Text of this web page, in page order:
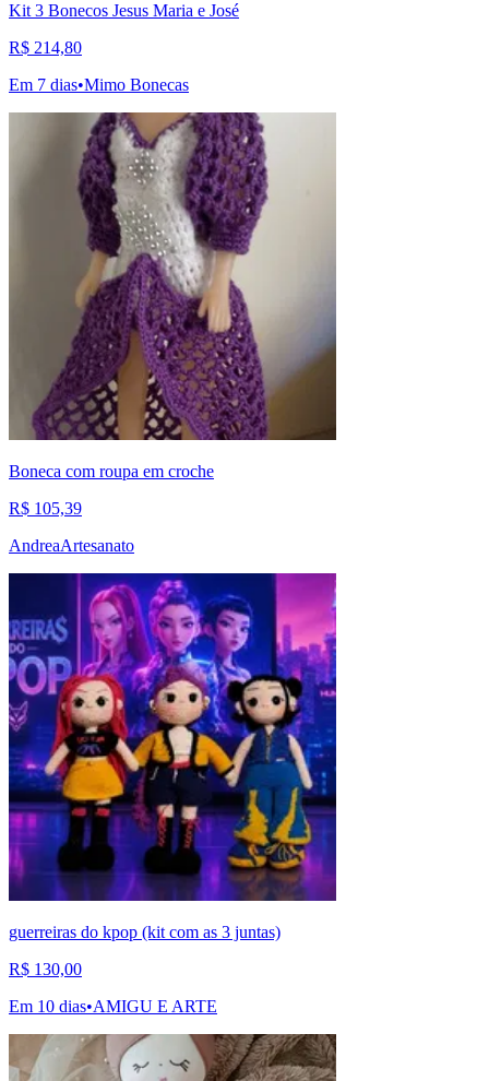
Kit 3 Bonecos Jesus Maria e José
R$ 214,80
Em 7 dias•Mimo Bonecas
Boneca com roupa em croche
R$ 105,39
AndreaArtesanato
guerreiras do kpop (kit com as 3 juntas)
R$ 130,00
Em 10 dias•AMIGU E ARTE